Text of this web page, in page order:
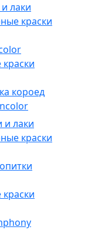
лаки
краски
короед
и лаки
краски